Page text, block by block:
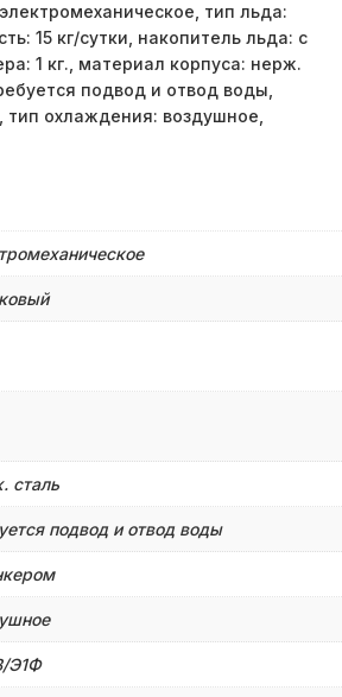
тип льда:
15 кг/сутки, накопитель льда: с
1 кг., материал корпуса: нерж.
подвод и отвод воды,
тип охлаждения: воздушное,
сталь
подвод и отвод воды
Э1Ф